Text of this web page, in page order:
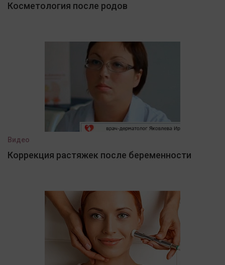
Косметология после родов
Видео
Коррекция растяжек после беременности